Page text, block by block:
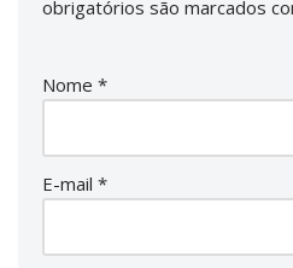
obrigatórios são marcados
Nome *
E-mail *